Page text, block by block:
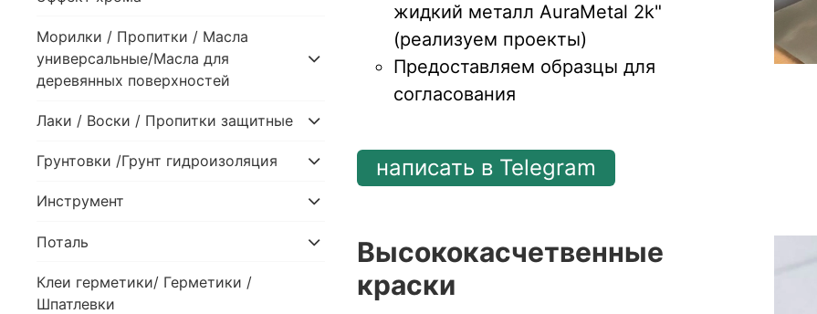
жидкий металл AuraMetal 2k"
(реализуем проекты)
Предоставляем образцы для
согласования
написать в Telegram
Высококасчетвенные
краски
Морилки / Пропитки / Масла
универсальные/Масла для
деревянных поверхностей
Лаки / Воски / Пропитки защитные
Грунтовки /Грунт гидроизоляция
Инструмент
Поталь
Клеи герметики/ Герметики /
Шпатлевки